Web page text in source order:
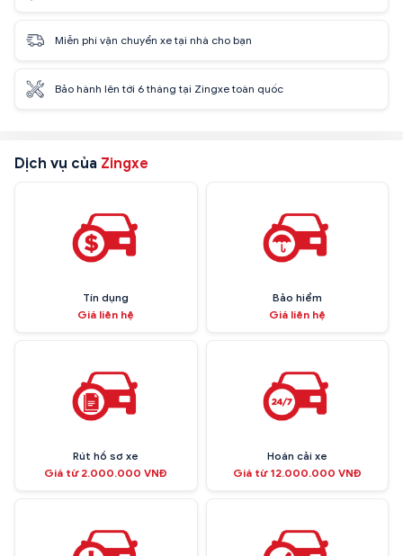
Miễn phí vận chuyển xe tại nhà cho bạn
Bảo hành lên tới 6 tháng tại Zingxe toàn quốc
Dịch vụ của Zingxe
Tín dụng
Giá liên hệ
Bảo hiểm
Giá liên hệ
Rút hồ sơ xe
Giá từ 2.000.000 VNĐ
Hoán cải xe
Giá từ 12.000.000 VNĐ